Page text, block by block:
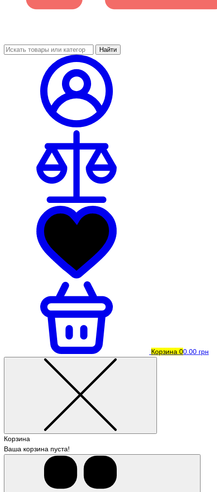
Найти
Корзина 00.00 грн
Корзина
Ваша корзина пуста!